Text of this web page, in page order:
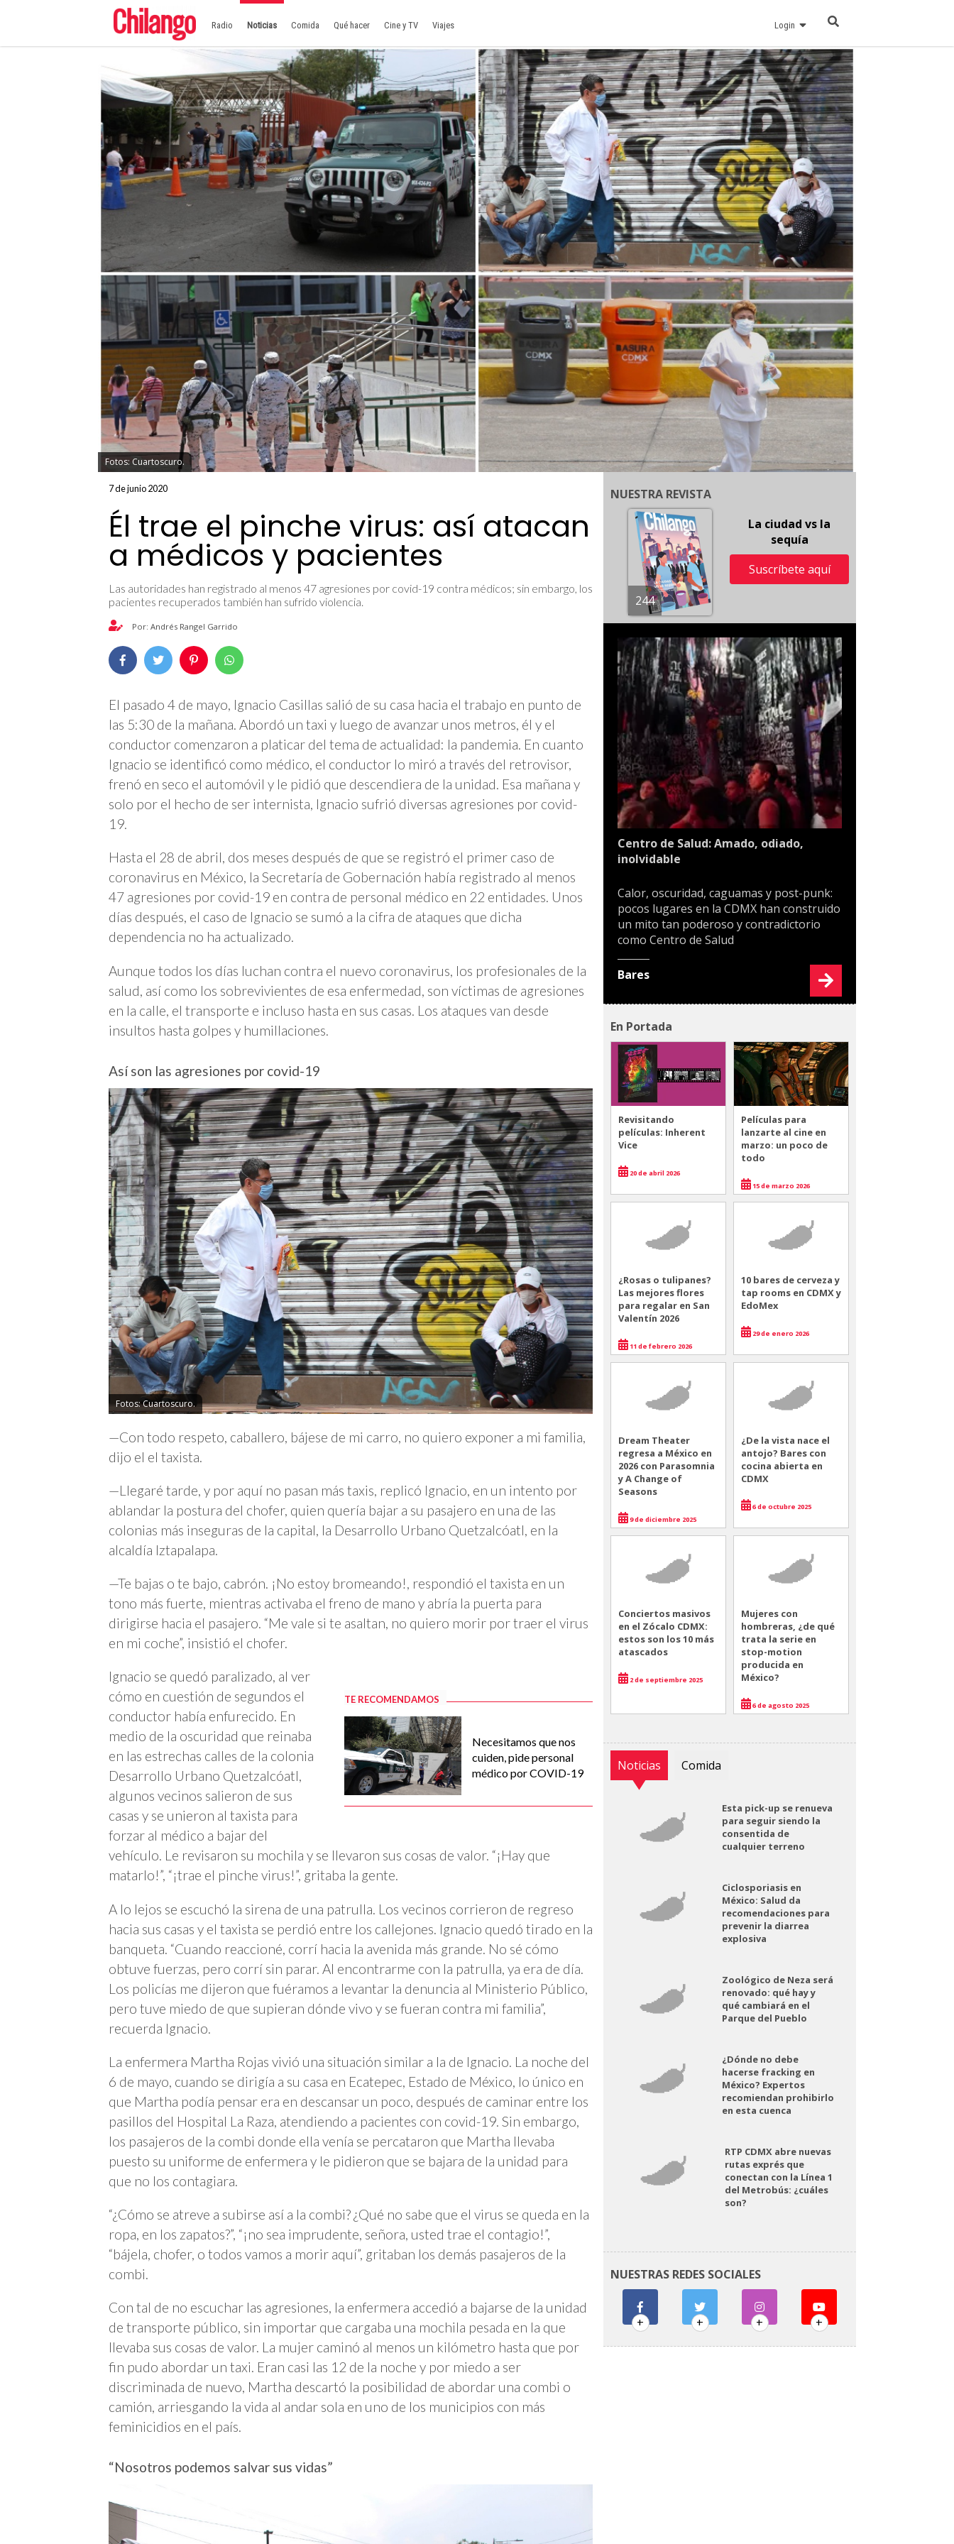
Radio Noticias Comida Qué hacer Cine y TV Viajes Login
Fotos: Cuartoscuro.
7 de junio 2020
Él trae el pinche virus: así atacan
a médicos y pacientes
Las autoridades han registrado al menos 47 agresiones por covid-19 contra médicos; sin embargo, los
pacientes recuperados también han sufrido violencia.
Por: Andrés Rangel Garrido
El pasado 4 de mayo, Ignacio Casillas salió de su casa hacia el trabajo en punto de
las 5:30 de la mañana. Abordó un taxi y luego de avanzar unos metros, él y el
conductor comenzaron a platicar del tema de actualidad: la pandemia. En cuanto
Ignacio se identificó como médico, el conductor lo miró a través del retrovisor,
frenó en seco el automóvil y le pidió que descendiera de la unidad. Esa mañana y
solo por el hecho de ser internista, Ignacio sufrió diversas agresiones por covid-
19.
Hasta el 28 de abril, dos meses después de que se registró el primer caso de
coronavirus en México, la Secretaría de Gobernación había registrado al menos
47 agresiones por covid-19 en contra de personal médico en 22 entidades. Unos
días después, el caso de Ignacio se sumó a la cifra de ataques que dicha
dependencia no ha actualizado.
Aunque todos los días luchan contra el nuevo coronavirus, los profesionales de la
salud, así como los sobrevivientes de esa enfermedad, son víctimas de agresiones
en la calle, el transporte e incluso hasta en sus casas. Los ataques van desde
insultos hasta golpes y humillaciones.
Así son las agresiones por covid-19
Fotos: Cuartoscuro.
—Con todo respeto, caballero, bájese de mi carro, no quiero exponer a mi familia,
dijo el el taxista.
—Llegaré tarde, y por aquí no pasan más taxis, replicó Ignacio, en un intento por
ablandar la postura del chofer, quien quería bajar a su pasajero en una de las
colonias más inseguras de la capital, la Desarrollo Urbano Quetzalcóatl, en la
alcaldía Iztapalapa.
—Te bajas o te bajo, cabrón. ¡No estoy bromeando!, respondió el taxista en un
tono más fuerte, mientras activaba el freno de mano y abría la puerta para
dirigirse hacia el pasajero. “Me vale si te asaltan, no quiero morir por traer el virus
en mi coche”, insistió el chofer.
TE RECOMENDAMOS
Necesitamos que nos
cuiden, pide personal
médico por COVID-19
Ignacio se quedó paralizado, al ver
cómo en cuestión de segundos el
conductor había enfurecido. En
medio de la oscuridad que reinaba
en las estrechas calles de la colonia
Desarrollo Urbano Quetzalcóatl,
algunos vecinos salieron de sus
casas y se unieron al taxista para
forzar al médico a bajar del
vehículo. Le revisaron su mochila y se llevaron sus cosas de valor. “¡Hay que
matarlo!”, “¡trae el pinche virus!”, gritaba la gente.
A lo lejos se escuchó la sirena de una patrulla. Los vecinos corrieron de regreso
hacia sus casas y el taxista se perdió entre los callejones. Ignacio quedó tirado en la
banqueta. “Cuando reaccioné, corrí hacia la avenida más grande. No sé cómo
obtuve fuerzas, pero corrí sin parar. Al encontrarme con la patrulla, ya era de día.
Los policías me dijeron que fuéramos a levantar la denuncia al Ministerio Público,
pero tuve miedo de que supieran dónde vivo y se fueran contra mi familia”,
recuerda Ignacio.
La enfermera Martha Rojas vivió una situación similar a la de Ignacio. La noche del
6 de mayo, cuando se dirigía a su casa en Ecatepec, Estado de México, lo único en
que Martha podía pensar era en descansar un poco, después de caminar entre los
pasillos del Hospital La Raza, atendiendo a pacientes con covid-19. Sin embargo,
los pasajeros de la combi donde ella venía se percataron que Martha llevaba
puesto su uniforme de enfermera y le pidieron que se bajara de la unidad para
que no los contagiara.
“¿Cómo se atreve a subirse así a la combi? ¿Qué no sabe que el virus se queda en la
ropa, en los zapatos?”, “¡no sea imprudente, señora, usted trae el contagio!”,
“bájela, chofer, o todos vamos a morir aquí”, gritaban los demás pasajeros de la
combi.
Con tal de no escuchar las agresiones, la enfermera accedió a bajarse de la unidad
de transporte público, sin importar que cargaba una mochila pesada en la que
llevaba sus cosas de valor. La mujer caminó al menos un kilómetro hasta que por
fin pudo abordar un taxi. Eran casi las 12 de la noche y por miedo a ser
discriminada de nuevo, Martha descartó la posibilidad de abordar una combi o
camión, arriesgando la vida al andar sola en uno de los municipios con más
feminicidios en el país.
“Nosotros podemos salvar sus vidas”
NUESTRA REVISTA
244
La ciudad vs la
sequía
Suscríbete aquí
Centro de Salud: Amado, odiado,
inolvidable
Calor, oscuridad, caguamas y post-punk:
pocos lugares en la CDMX han construido
un mito tan poderoso y contradictorio
como Centro de Salud
Bares
En Portada
Revisitando
películas: Inherent
Vice
20 de abril 2026
Películas para
lanzarte al cine en
marzo: un poco de
todo
15 de marzo 2026
¿Rosas o tulipanes?
Las mejores flores
para regalar en San
Valentín 2026
11 de febrero 2026
10 bares de cerveza y
tap rooms en CDMX y
EdoMex
29 de enero 2026
Dream Theater
regresa a México en
2026 con Parasomnia
y A Change of
Seasons
9 de diciembre 2025
¿De la vista nace el
antojo? Bares con
cocina abierta en
CDMX
6 de octubre 2025
Conciertos masivos
en el Zócalo CDMX:
estos son los 10 más
atascados
2 de septiembre 2025
Mujeres con
hombreras, ¿de qué
trata la serie en
stop-motion
producida en
México?
6 de agosto 2025
Noticias Comida
Esta pick-up se renueva
para seguir siendo la
consentida de
cualquier terreno
Ciclosporiasis en
México: Salud da
recomendaciones para
prevenir la diarrea
explosiva
Zoológico de Neza será
renovado: qué hay y
qué cambiará en el
Parque del Pueblo
¿Dónde no debe
hacerse fracking en
México? Expertos
recomiendan prohibirlo
en esta cuenca
RTP CDMX abre nuevas
rutas exprés que
conectan con la Línea 1
del Metrobús: ¿cuáles
son?
NUESTRAS REDES SOCIALES
+ + + +